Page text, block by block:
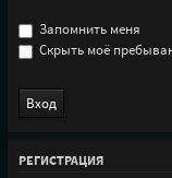
Запомнить меня
Скрыть моё
РЕГИСТРАЦИЯ